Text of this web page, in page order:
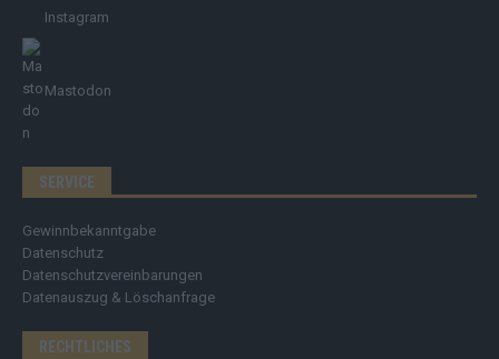
Instagram
Mastodon
SERVICE
Gewinnbekanntgabe
Datenschutz
Datenschutzvereinbarungen
Datenauszug & Löschanfrage
RECHTLICHES